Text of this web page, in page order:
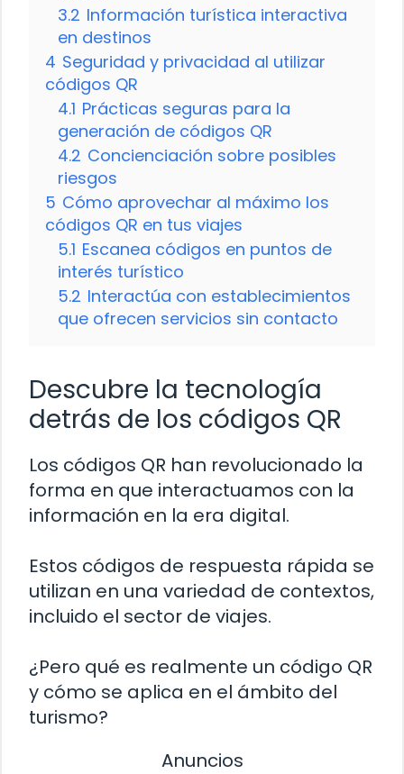
3.2 Información turística interactiva
en destinos
4 Seguridad y privacidad al utilizar
códigos QR
4.1 Prácticas seguras para la
generación de códigos QR
4.2 Concienciación sobre posibles
riesgos
5 Cómo aprovechar al máximo los
códigos QR en tus viajes
5.1 Escanea códigos en puntos de
interés turístico
5.2 Interactúa con establecimientos
que ofrecen servicios sin contacto
Descubre la tecnología
detrás de los códigos QR
Los códigos QR han revolucionado la
forma en que interactuamos con la
información en la era digital.
Estos códigos de respuesta rápida se
utilizan en una variedad de contextos,
incluido el sector de viajes.
¿Pero qué es realmente un código QR
y cómo se aplica en el ámbito del
turismo?
Anuncios